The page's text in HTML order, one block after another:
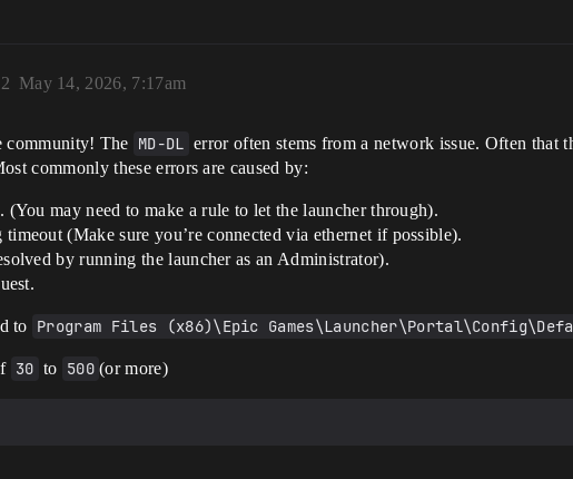
May 14, 2026, 7:17am
2
community! The MD-DL error often stems from a network issue. Often that
commonly these errors are caused by:
may need to make a rule to let the launcher through).
(Make sure you’re connected via ethernet if possible).
by running the launcher as an Administrator).
to Program Files (x86)\Epic
30 to 500 (or more)